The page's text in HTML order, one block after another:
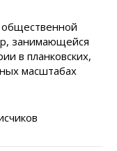
занимающейся
в планковских,
масштабах